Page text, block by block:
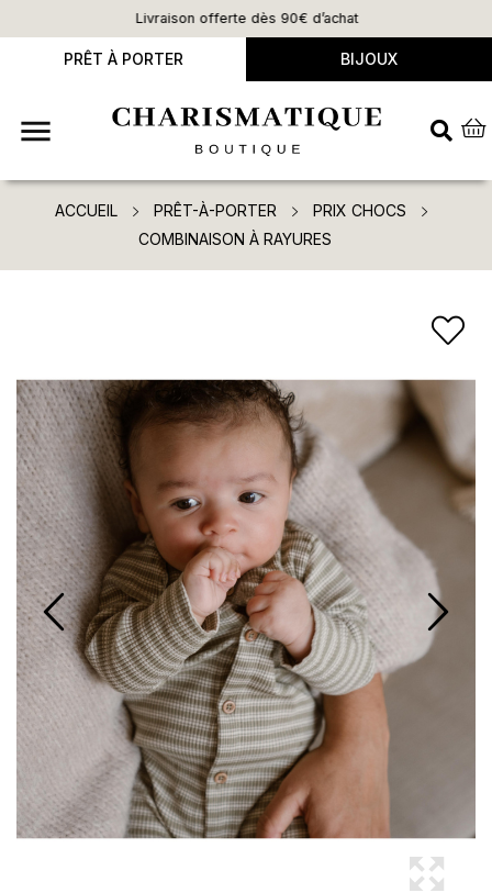
Livraison offerte dès 90€ d’achat
PRÊT À PORTER BIJOUX

ACCUEIL PRÊT-À-PORTER
PRIX CHOCS
COMBINAISON À RAYURES